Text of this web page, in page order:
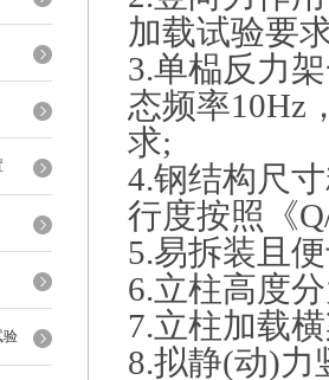
验
加载试验要
3.单榀反力
态频率10Hz
求;
4.钢结构尺
行度按照《
5.易拆装且
6.立柱高度
7.立柱加载
8.拟静(动)力